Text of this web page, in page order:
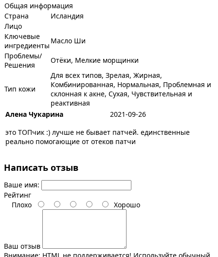
Общая информация
Страна
Исландия
Лицо
Ключевые
ингредиенты
Масло Ши
Проблемы/
Решения
Отёки, Мелкие морщинки
Тип кожи
Для всех типов, Зрелая, Жирная,
Комбинированная, Нормальная, Проблемная и
склонная к акне, Сухая, Чувствительная и
реактивная
Алена Чукарина
2021-09-26
это ТОПчик :) лучше не бывает патчей. единственные
реально помогающие от отеков патчи
Написать отзыв
Ваше имя:
Рейтинг
Плохо
Хорошо
Ваш отзыв